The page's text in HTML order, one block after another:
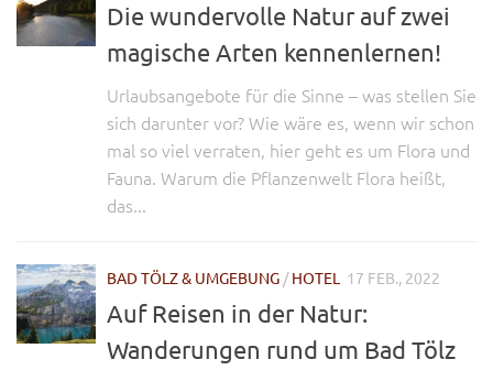
Die wundervolle Natur auf zwei
magische Arten kennenlernen!
Urlaubsangebote für die Sinne – was stellen Sie
sich darunter vor? Wie wäre es, wenn wir schon
mal so viel verraten, hier geht es um Flora und
Fauna. Warum die Pflanzenwelt Flora heißt,
das...
BAD TÖLZ & UMGEBUNG /HOTEL 17 FEB., 2022
Auf Reisen in der Natur:
Wanderungen rund um Bad Tölz